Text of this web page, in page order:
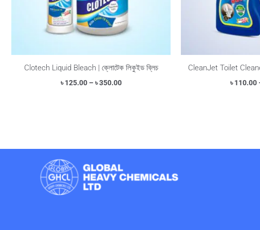
Clotech Liquid Bleach | ক্লোটেক লিকুইড ব্লিচ
৳125.00 – ৳350.00
CleanJet Toilet
৳110.00